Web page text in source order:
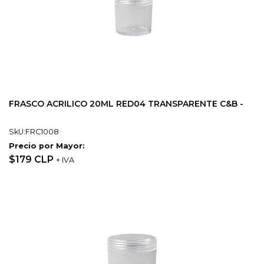
FRASCO ACRILICO 20ML RED04 TRANSPARENTE C&B -
SkU:FRC1008
Precio por Mayor:
$179 CLP + IVA